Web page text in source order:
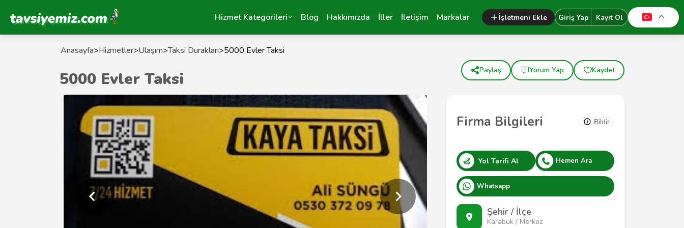
Tavsiyemiz Anasayfa Hizmet Kategorileri Blog Hakkımızda İller İletişim Markalar İşletmeni Ekle Giriş Yap Kayıt Ol
Anasayfa>Hizmetler>Ulaşım>Taksi Durakları>5000 Evler Taksi
Firma Bilgileri Bildir
Yol Tarifi Al Hemen Ara
Whatsapp
Şehir / İlçe
Karabük / Merkez
5000 Evler Taksi Paylaş Yorum Yap Kaydet